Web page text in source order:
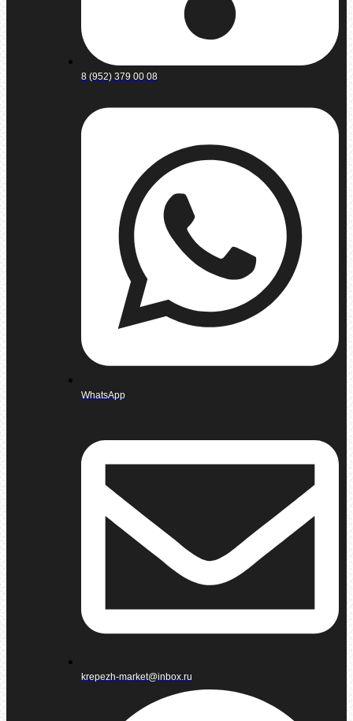
8 (952) 379 00 08
WhatsApp
krepezh-market@inbox.ru